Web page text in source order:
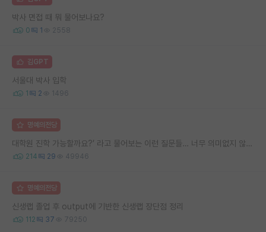
박사 면접 때 뭐 물어보나요?
0 1 2558
김GPT
서울대 박사 입학
1 2 1496
명예의전당
대학원 진학 가능할까요?’ 라고 물어보는 이런 질문들… 너무 의미없지 않나요?
214 29 49946
명예의전당
신생랩 졸업 후 output에 기반한 신생랩 장단점 정리
112 37 79250